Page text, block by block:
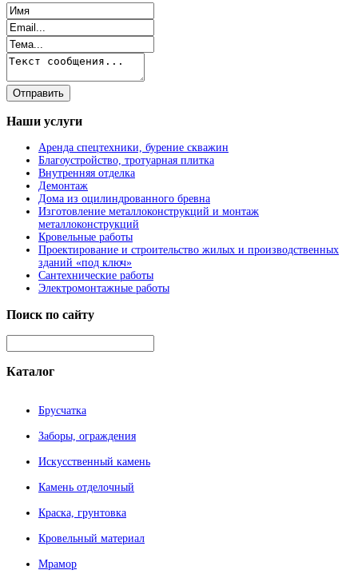
Наши услуги
Аренда спецтехники, бурение скважин
Благоустройство, тротуарная плитка
Внутренняя отделка
Демонтаж
Дома из оцилиндрованного бревна
Изготовление металлоконструкций и монтаж
металлоконструкций
Кровельные работы
Проектирование и строительство жилых и производственных
зданий «под ключ»
Сантехнические работы
Электромонтажные работы
Поиск по сайту
Каталог
Брусчатка
Заборы, ограждения
Искусственный камень
Камень отделочный
Краска, грунтовка
Кровельный материал
Мрамор